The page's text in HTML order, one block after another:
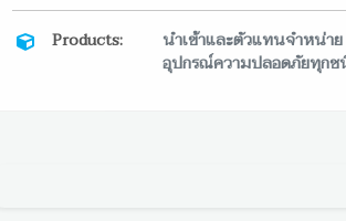
Products:
นำเข้าและตัวแทนจำหน่าย
อุปกรณ์ความปลอดภัยทุก